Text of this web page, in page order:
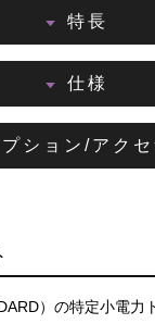
特長
仕様
ション/アクセ
）の特定小電力